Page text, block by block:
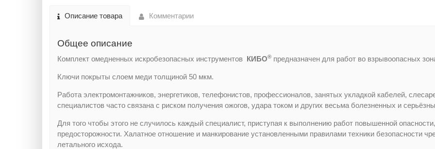
Описание товара Комментарии
Общее описание
Комплект омедненных искробезопасных инструментов КИБО® предназначен для работ во взрывоопасных
Ключи покрыты слоем меди толщиной 50 мкм.
Работа электромонтажников, энергетиков, телефонистов, профессионалов, занятых укладкой кабелей,
специалистов часто связана с риском получения ожогов, удара током и других весьма болезненных и
Для того чтобы этого не случилось каждый специалист, приступая к выполнению работ повышенной
предосторожности. Халатное отношение и манкирование установленными правилами техники безопасности
летального исхода.